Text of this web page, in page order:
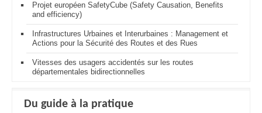
Projet européen SafetyCube (Safety Causation, Benefits
and efficiency)
Infrastructures Urbaines et Interurbaines : Management et
Actions pour la Sécurité des Routes et des Rues
Vitesses des usagers accidentés sur les routes
départementales bidirectionnelles
Du guide à la pratique